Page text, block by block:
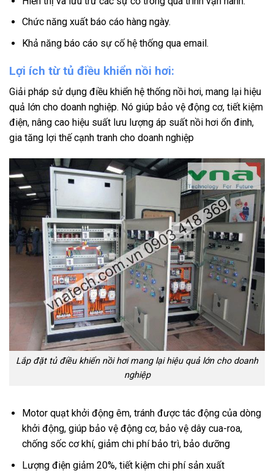
Chức năng xuất báo cáo hàng ngày.
Khả năng báo cáo sự cố hệ thống qua email.
Lợi ích từ tủ điều khiển nồi hơi:
Giải pháp sử dụng điều khiển hệ thống nồi hơi, mang lại hiệu
quả lớn cho doanh nghiệp. Nó giúp bảo vệ động cơ, tiết kiệm
điện, nâng cao hiệu suất lưu lượng áp suất nồi hơi ổn đinh,
gia tăng lợi thế cạnh tranh cho doanh nghiệp
Lắp đặt tủ điều khiển nồi hơi mang lại hiệu quả lớn cho doanh
nghiệp
Motor quạt khởi động êm, tránh được tác động của dòng
khởi động, giúp bảo vệ động cơ, bảo vệ dây cua-roa,
chống sốc cơ khí, giảm chi phí bảo trì, bảo dưỡng
Lượng điện giảm 20%, tiết kiệm chi phí sản xuất